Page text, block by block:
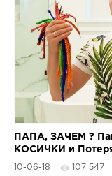
ПАПА, ЗАЧЕМ ?
КОСИЧКИ и
10-06-18 107 547